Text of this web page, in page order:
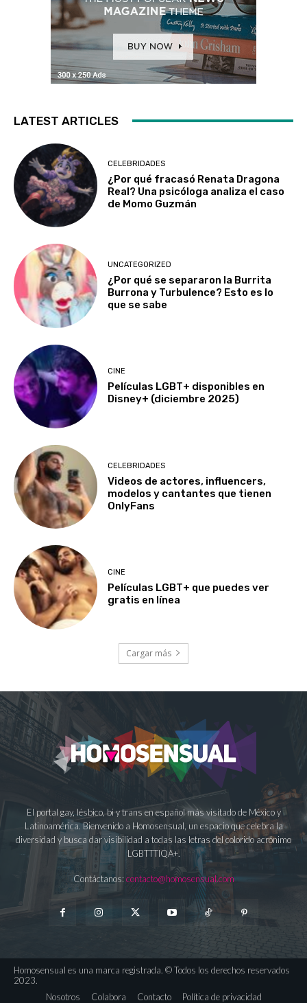
LATEST ARTICLES
CELEBRIDADES
¿Por qué fracasó Renata Dragona
Real? Una psicóloga analiza el caso
de Momo Guzmán
UNCATEGORIZED
¿Por qué se separaron la Burrita
Burrona y Turbulence? Esto es lo
que se sabe
CINE
Películas LGBT+ disponibles en
Disney+ (diciembre 2025)
CELEBRIDADES
Videos de actores, influencers,
modelos y cantantes que tienen
OnlyFans
CINE
Películas LGBT+ que puedes ver
gratis en línea
Cargar más
El portal gay, lésbico, bi y trans en español más visitado de México y
Latinoamérica. Bienvenido a Homosensual, un espacio que celebra la
diversidad y busca dar visibilidad a todas las letras del colorido acrónimo
LGBTTTIQA+.
Contáctanos: contacto@homosensual.com
Homosensual es una marca registrada. © Todos los derechos reservados
2023.
Nosotros
Colabora Contacto Política de privacidad